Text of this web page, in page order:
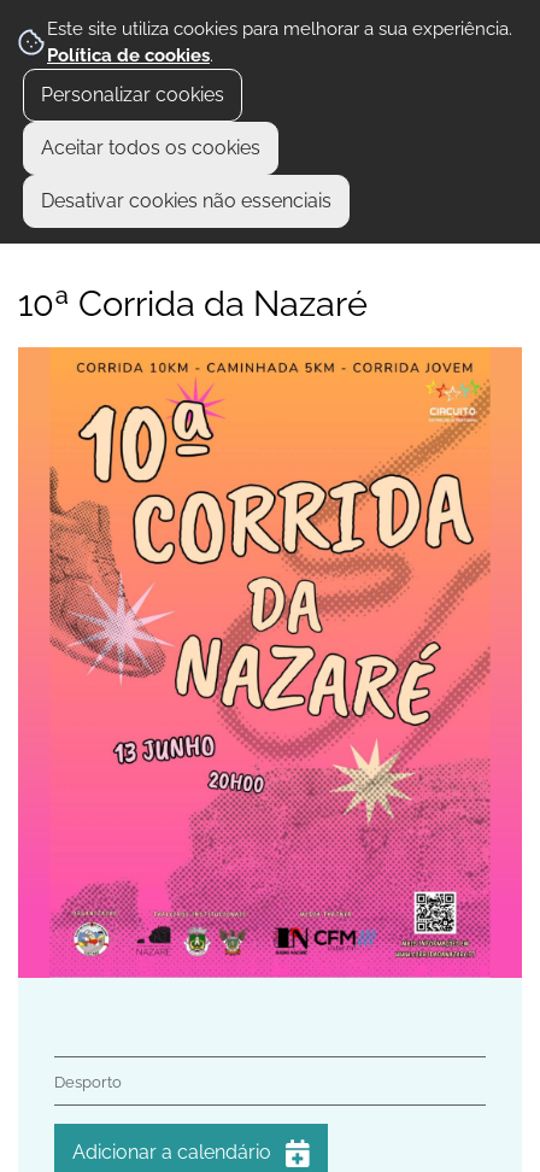
Este site utiliza cookies para melhorar a sua experiência.
Política de cookies.
Personalizar cookies
Aceitar todos os cookies
Desativar cookies não essenciais
10ª Corrida da Nazaré
Desporto
Adicionar a calendário